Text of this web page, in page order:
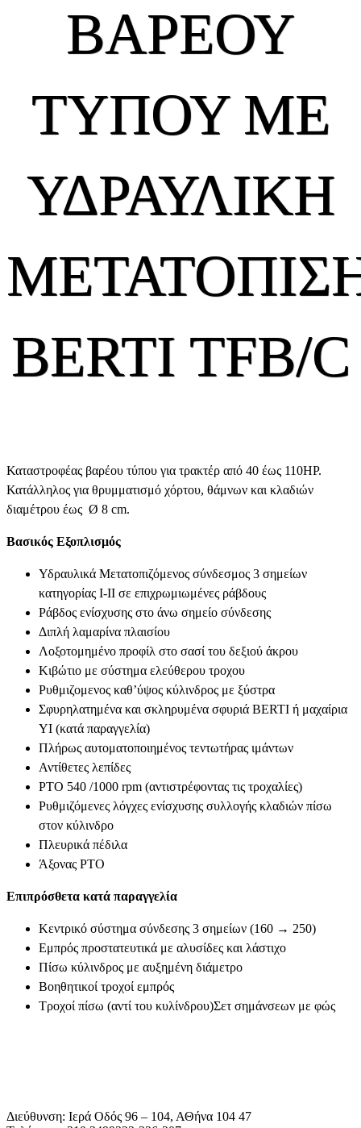
ΒΑΡΕΟΥ
ΤΥΠΟΥ ΜΕ
ΥΔΡΑΥΛΙΚΗ
BERTI TFB/C
Καταστροφέας βαρέου τύπου για τρακτέρ από 40 έως 110ΗΡ.
Κατάλληλος για θρυμματισμό χόρτου, θάμνων και κλαδιών
διαμέτρου έως Ø 8 cm.
Βασικός Εξοπλισμός
Υδραυλικά Μετατοπιζόμενος σύνδεσμος 3 σημείων
κατηγορίας Ι-ΙΙ σε επιχρωμιωμένες ράβδους
Ράβδος ενίσχυσης στο άνω σημείο σύνδεσης
Διπλή λαμαρίνα πλαισίου
Λοξοτομημένο προφίλ στο σασί του δεξιού άκρου
Κιβώτιο με σύστημα ελεύθερου τροχου
Ρυθμιζομενος καθ’ύψος κύλινδρος με ξύστρα
Σφυρηλατημένα και σκληρυμένα σφυριά BERTI ή μαχαίρια
ΥΙ (κατά παραγγελία)
Πλήρως αυτοματοποιημένος τεντωτήρας ιμάντων
Αντίθετες λεπίδες
PTO 540 /1000 rpm (αντιστρέφοντας τις τροχαλίες)
Ρυθμιζόμενες λόγχες ενίσχυσης συλλογής κλαδιών πίσω
στον κύλινδρο
Πλευρικά πέδιλα
Άξονας ΡΤΟ
Επιπρόσθετα κατά παραγγελία
Κεντρικό σύστημα σύνδεσης 3 σημείων (160 → 250)
Εμπρός προστατευτικά με αλυσίδες και λάστιχο
Πίσω κύλινδρος με αυξημένη διάμετρο
Βοηθητικοί τροχοί εμπρός
Τροχοί πίσω (αντί του κυλίνδρου)Σετ σημάνσεων με φώς
Διεύθυνση: Ιερά Οδός 96 – 104, ΑΘήνα 104 47